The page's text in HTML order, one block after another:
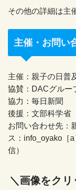
その他の詳細は主
主催・お問い
主催：親子の日普
協賛：DACグルー
協力：毎日新聞
後援：文部科学省
お問い合わせ先：
ス：info_oyako［
信）
＼画像をク